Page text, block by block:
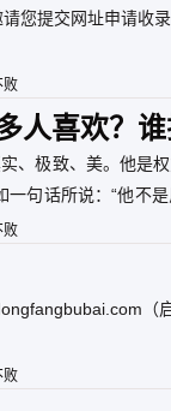
您提交网址申请收
败
人喜欢？
、极致、美。他是
句话所说：“他不
败
（
败